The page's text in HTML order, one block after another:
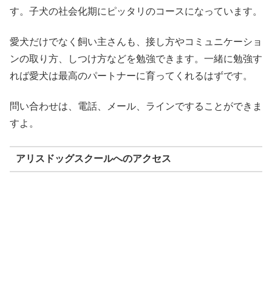
す。子犬の社会化期にピッタリのコースになっています。
愛犬だけでなく飼い主さんも、接し方やコミュニケーショ
ンの取り方、しつけ方などを勉強できます。一緒に勉強す
れば愛犬は最高のパートナーに育ってくれるはずです。
問い合わせは、電話、メール、ラインですることができま
すよ。
アリスドッグスクールへのアクセス